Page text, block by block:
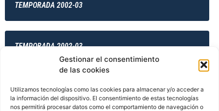
Gestionar el consentimiento
de las cookies
Utilizamos tecnologías como las cookies para almacenar y/o acceder a
la información del dispositivo. El consentimiento de estas tecnologías
nos permitirá procesar datos como el comportamiento de navegación o
TEMPORADA 2002-03
TEMPORADA 2002-03
TEMPORADA 2003-04